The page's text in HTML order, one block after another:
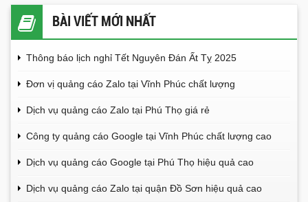
BÀI VIẾT MỚI NHẤT
Thông báo lịch nghỉ Tết Nguyên Đán Ất Tỵ 2025
Đơn vị quảng cáo Zalo tại Vĩnh Phúc chất lượng
Dịch vụ quảng cáo Zalo tại Phú Thọ giá rẻ
Công ty quảng cáo Google tại Vĩnh Phúc chất lượng cao
Dịch vụ quảng cáo Google tại Phú Thọ hiệu quả cao
Dịch vụ quảng cáo Zalo tại quận Đồ Sơn hiệu quả cao